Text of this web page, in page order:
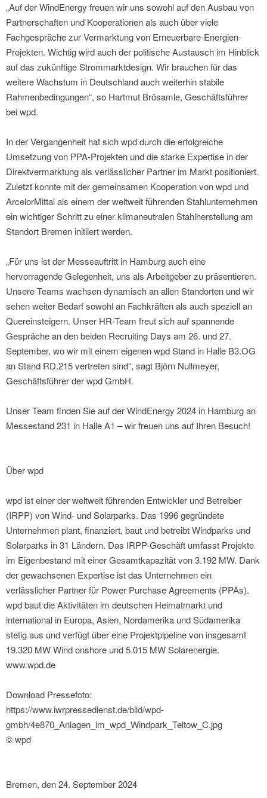
„Auf der WindEnergy freuen wir uns sowohl auf den Ausbau von
Partnerschaften und Kooperationen als auch über viele
Fachgespräche zur Vermarktung von Erneuerbare-Energien-
Projekten. Wichtig wird auch der politische Austausch im Hinblick
auf das zukünftige Strommarktdesign. Wir brauchen für das
weitere Wachstum in Deutschland auch weiterhin stabile
Rahmenbedingungen“, so Hartmut Brösamle, Geschäftsführer
bei wpd.
In der Vergangenheit hat sich wpd durch die erfolgreiche
Umsetzung von PPA-Projekten und die starke Expertise in der
Direktvermarktung als verlässlicher Partner im Markt positioniert.
Zuletzt konnte mit der gemeinsamen Kooperation von wpd und
ArcelorMittal als einem der weltweit führenden Stahlunternehmen
ein wichtiger Schritt zu einer klimaneutralen Stahlherstellung am
Standort Bremen initiiert werden.
„Für uns ist der Messeauftritt in Hamburg auch eine
hervorragende Gelegenheit, uns als Arbeitgeber zu präsentieren.
Unsere Teams wachsen dynamisch an allen Standorten und wir
sehen weiter Bedarf sowohl an Fachkräften als auch speziell an
Quereinsteigern. Unser HR-Team freut sich auf spannende
Gespräche an den beiden Recruiting Days am 26. und 27.
September, wo wir mit einem eigenen wpd Stand in Halle B3.OG
an Stand RD.215 vertreten sind“, sagt Björn Nullmeyer,
Geschäftsführer der wpd GmbH.
Unser Team finden Sie auf der WindEnergy 2024 in Hamburg an
Messestand 231 in Halle A1 – wir freuen uns auf Ihren Besuch!
Über wpd
wpd ist einer der weltweit führenden Entwickler und Betreiber
(IRPP) von Wind- und Solarparks. Das 1996 gegründete
Unternehmen plant, finanziert, baut und betreibt Windparks und
Solarparks in 31 Ländern. Das IRPP-Geschäft umfasst Projekte
im Eigenbestand mit einer Gesamtkapazität von 3.192 MW. Dank
der gewachsenen Expertise ist das Unternehmen ein
verlässlicher Partner für Power Purchase Agreements (PPAs).
wpd baut die Aktivitäten im deutschen Heimatmarkt und
international in Europa, Asien, Nordamerika und Südamerika
stetig aus und verfügt über eine Projektpipeline von insgesamt
19.320 MW Wind onshore und 5.015 MW Solarenergie.
www.wpd.de
Download Pressefoto:
https://www.iwrpressedienst.de/bild/wpd-
gmbh/4e870_Anlagen_im_wpd_Windpark_Teltow_C.jpg
© wpd
Bremen, den 24. September 2024